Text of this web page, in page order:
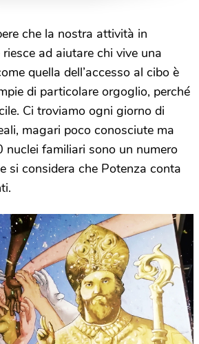
che la nostra attività in
ad aiutare chi vive una
quella dell’accesso al cibo è
di particolare orgoglio, perché
Ci troviamo ogni giorno di
magari poco conosciute ma
nuclei familiari sono un numero
si considera che Potenza conta